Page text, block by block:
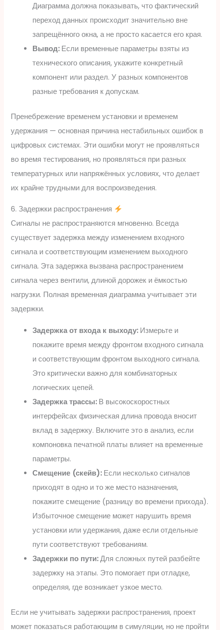
Диаграмма должна показывать, что фактический
переход данных происходит значительно вне
запрещённого окна, а не просто касается его края.
Вывод:Если временные параметры взяты из
технического описания, укажите конкретный
компонент или раздел. У разных компонентов
разные требования к допускам.
Пренебрежение временем установки и временем
удержания — основная причина нестабильных ошибок в
цифровых системах. Эти ошибки могут не проявляться
во время тестирования, но проявляться при разных
температурных или напряжённых условиях, что делает
их крайне трудными для воспроизведения.
6. Задержки распространения
Сигналы не распространяются мгновенно. Всегда
существует задержка между изменением входного
сигнала и соответствующим изменением выходного
сигнала. Эта задержка вызвана распространением
сигнала через вентили, длиной дорожек и ёмкостью
нагрузки. Полная временная диаграмма учитывает эти
задержки.
Задержка от входа к выходу:Измерьте и
покажите время между фронтом входного сигнала
и соответствующим фронтом выходного сигнала.
Это критически важно для комбинаторных
логических цепей.
Задержка трассы:В высокоскоростных
интерфейсах физическая длина провода вносит
вклад в задержку. Включите это в анализ, если
компоновка печатной платы влияет на временные
параметры.
Смещение (скейв):Если несколько сигналов
приходят в одно и то же место назначения,
покажите смещение (разницу во времени прихода).
Избыточное смещение может нарушить время
установки или удержания, даже если отдельные
пути соответствуют требованиям.
Задержки по пути:Для сложных путей разбейте
задержку на этапы. Это помогает при отладке,
определяя, где возникает узкое место.
Если не учитывать задержки распространения, проект
может показаться работающим в симуляции, но не пройти